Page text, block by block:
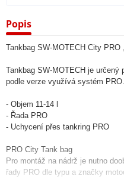
Popis
Tankbag SW-MOTECH City PRO
Tankbag SW-MOTECH je
podle verze využívá systém PRO.
- Objem 11-14 l
- Řada PRO
- Uchycení přes tankring PRO
PRO City Tank bag
Pro montáž na nádrž je nutno
řady PRO dle typu a značky